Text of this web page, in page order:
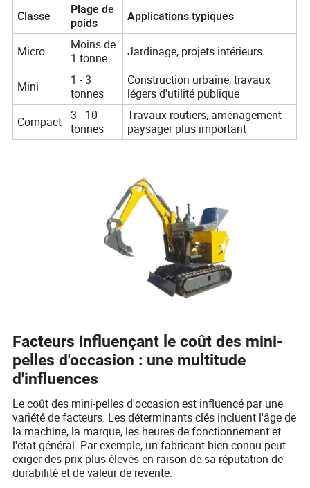
Classe
Plage de
poids
Applications typiques
Micro
Moins de
1 tonne
Jardinage, projets intérieurs
Mini
1 - 3
tonnes
Construction urbaine, travaux
légers d'utilité publique
Compact
3 - 10
tonnes
Travaux routiers, aménagement
paysager plus important
Facteurs influençant le coût des mini-
pelles d'occasion : une multitude
d'influences
Le coût des mini-pelles d'occasion est influencé par une
variété de facteurs. Les déterminants clés incluent l'âge de
la machine, la marque, les heures de fonctionnement et
l'état général. Par exemple, un fabricant bien connu peut
exiger des prix plus élevés en raison de sa réputation de
durabilité et de valeur de revente.